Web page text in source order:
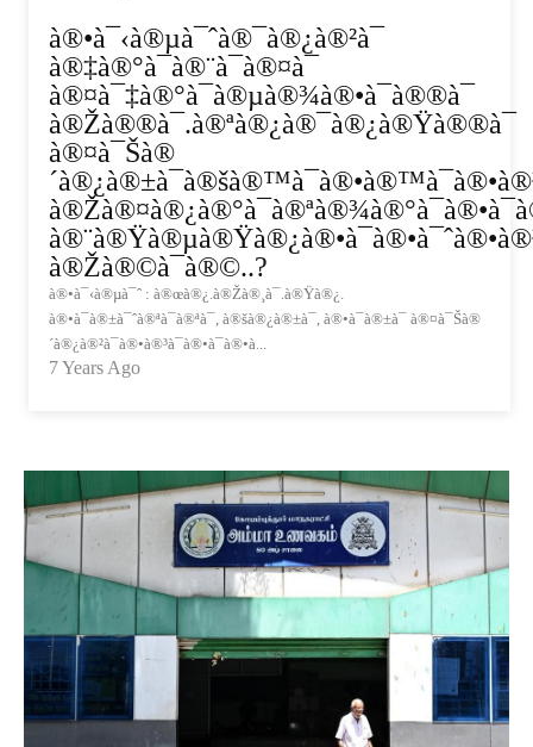
à®•à¯‹à®µà¯ˆà®¯à®¿à®²à¯
à®‡à®°à¯à®¨à¯à®¤à¯
à®¤à¯‡à®°à¯à®µà®¾à®•à¯à®®à¯
à®Žà®®à¯.à®ªà®¿à®¯à®¿à®Ÿà®®à¯
à®¤à¯Šà®
à®Žà®©à¯à®©..?
à®•à¯‹à®µà¯ˆ : à®œà®¿.à®Žà®¸à¯.à®Ÿà®¿.
à®•à¯à®±à¯ˆà®ªà¯à®ªà¯, à®šà®¿à®±à¯, à®•à¯à®±à¯ à®¤à¯Šà®
´à®¿à®²à¯à®•à®³à¯à®•à¯à®•à...
7 Years Ago